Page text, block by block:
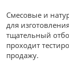
Смесовые и
для
тщательный
проходит
продажу.